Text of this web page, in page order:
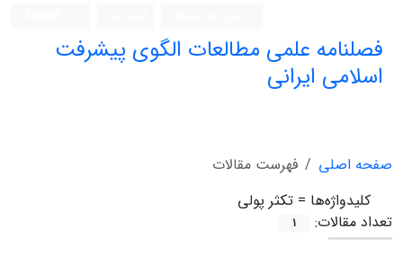
فصلنامه علمی مطالعات الگوی پیشرفت
اسلامی ایرانی
صفحه اصلی
فهرست مقالات
کلیدواژه‌ها = تکثر پولی
تعداد مقالات:
1